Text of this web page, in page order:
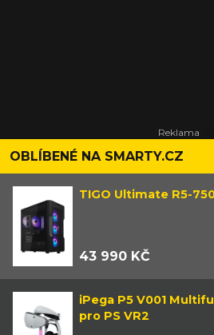
OBLÍBENÉ NA SMARTY.CZ
TIGO Ultimate R5-
43 990 KČ
iPega P5 V001
pro PS VR2